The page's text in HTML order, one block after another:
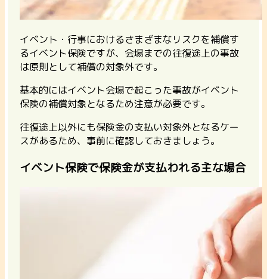
イベント・行事におけるさまざまなリスクを補償す
るイベント保険ですが、会場までの往復途上の事故
は原則として補償の対象外です。
基本的にはイベント会場で起こった事故がイベント
保険の補償対象となるため注意が必要です。
往復途上以外にも保険金の支払い対象外となるケー
スがあるため、事前に確認しておきましょう。
イベント保険で保険金が支払われる主な場合